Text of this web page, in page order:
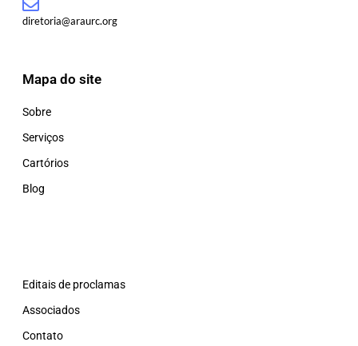
diretoria@araurc.org
Mapa do site
Sobre
Serviços
Cartórios
Blog
Editais de proclamas
Associados
Contato